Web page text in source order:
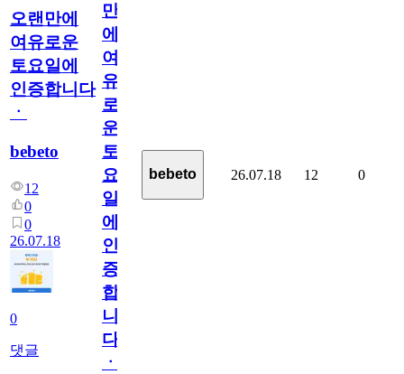
오랜만에
여유로운
토요일에
인증합니다
ㆍ
bebeto
12
0
0
26.07.18
0
댓글
만
에
여
유
로
운
토
요
일
에
인
증
합
니
다
ㆍ
bebeto 26.07.18 12 0